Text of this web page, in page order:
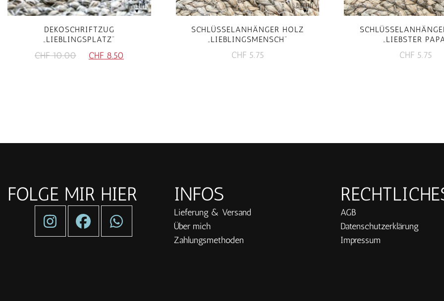
DEKOSCHRIFTZUG
„LIEBLINGSPLATZ“
CHF10.00
Ursprünglicher
CHF 8.50
SCHLÜSSELANHÄNGER HOLZ
„LIEBLINGSMENSCH“
CHF 5.75
„LIEBSTER
CHF 5.75
FOLGE MIR HIER INFOS
Lieferung & Versand
Über mich
Zahlungsmethoden
AGB
Datenschutzerklärung
Impressum